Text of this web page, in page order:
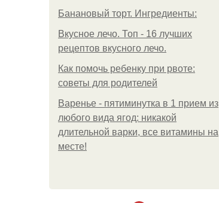
Банановый торт. Ингредиенты:
Вкусное лечо. Топ - 16 лучших
рецептов вкусного лечо.
Как помочь ребенку при рвоте:
советы для родителей
Варенье - пятиминутка в 1 прием из
любого вида ягод: никакой
длительной варки, все витамины на
месте!